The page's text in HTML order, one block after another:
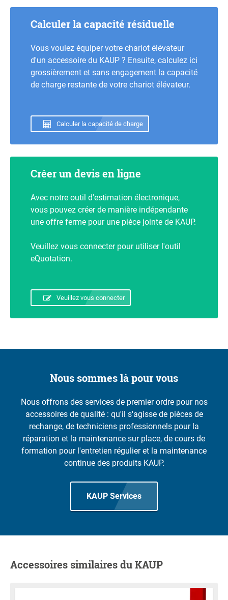
Calculer la capacité résiduelle
Vous voulez équiper votre chariot élévateur
d'un accessoire du KAUP ? Ensuite, calculez ici
grossièrement et sans engagement la capacité
de charge restante de votre chariot élévateur.
Calculer la capacité de charge
Créer un devis en ligne
Avec notre outil d'estimation électronique,
vous pouvez créer de manière indépendante
une offre ferme pour une pièce jointe de KAUP.
Veuillez vous connecter pour utiliser l'outil
eQuotation.
Veuillez vous connecter
Nous sommes là pour vous
Nous offrons des services de premier ordre pour nos
accessoires de qualité : qu'il s'agisse de pièces de
rechange, de techniciens professionnels pour la
réparation et la maintenance sur place, de cours de
formation pour l'entretien régulier et la maintenance
continue des produits KAUP.
KAUP Services
Accessoires similaires du KAUP